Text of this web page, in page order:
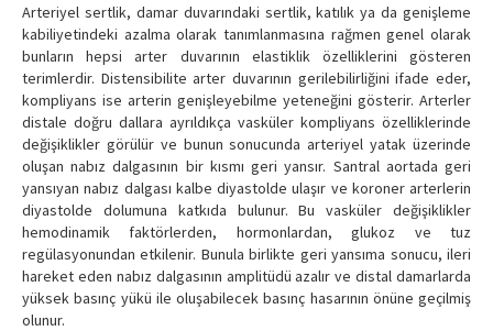
Arteriyel sertlik, damar duvarındaki sertlik, katılık ya da genişleme
kabiliyetindeki azalma olarak tanımlanmasına rağmen genel olarak
bunların hepsi arter duvarının elastiklik özelliklerini gösteren
terimlerdir. Distensibilite arter duvarının gerilebilirliğini ifade eder,
kompliyans ise arterin genişleyebilme yeteneğini gösterir. Arterler
distale doğru dallara ayrıldıkça vasküler kompliyans özelliklerinde
değişiklikler görülür ve bunun sonucunda arteriyel yatak üzerinde
oluşan nabız dalgasının bir kısmı geri yansır. Santral aortada geri
yansıyan nabız dalgası kalbe diyastolde ulaşır ve koroner arterlerin
diyastolde dolumuna katkıda bulunur. Bu vasküler değişiklikler
hemodinamik faktörlerden, hormonlardan, glukoz ve tuz
regülasyonundan etkilenir. Bunula birlikte geri yansıma sonucu, ileri
hareket eden nabız dalgasının amplitüdü azalır ve distal damarlarda
yüksek basınç yükü ile oluşabilecek basınç hasarının önüne geçilmiş
olunur.